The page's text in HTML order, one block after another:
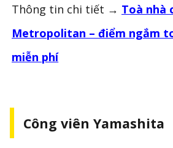
Thông tin chi tiết → Toà nhà
Metropolitan – điểm ngắm
miễn phí
Công viên Yamashita